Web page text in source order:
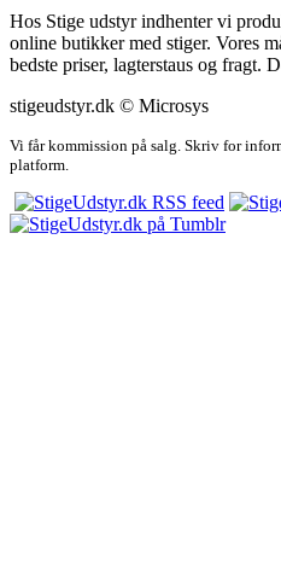
Hos Stige udstyr indhenter vi
online butikker med stiger. Vores
bedste priser, lagterstaus og fragt.
stigeudstyr.dk © Microsys
Vi får kommission på salg. Skriv for
platform.